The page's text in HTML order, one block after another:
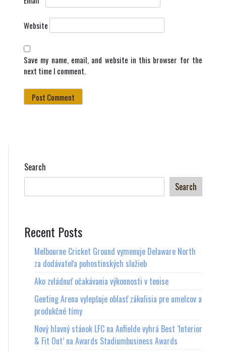
Website
Save my name, email, and website in this browser for the
next time I comment.
Search
Search
Recent Posts
Melbourne Cricket Ground vymenuje Delaware North
za dodávateľa pohostinských služieb
Ako zvládnuť očakávania výkonnosti v tenise
Genting Arena vylepšuje oblasť zákulisia pre umelcov a
produkčné tímy
Nový hlavný stánok LFC na Anfielde vyhrá Best ‘Interior
& Fit Out’ na Awards Stadiumbusiness Awards